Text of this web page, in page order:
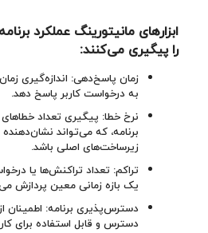
ابزارهای مانیتورینگ عملکرد
را پیگیری می‌کنند:
زمان پاسخ‌دهی: اندازه‌گیری زمان
به درخواست کاربر پاسخ دهد.
نرخ خطا: پیگیری تعداد
برنامه، که می‌تواند
زیرساخت‌های اصلی باشد.
تراکم: تعداد تراکنش‌ها یا
یک بازه زمانی معین پردازش
دسترس‌پذیری برنامه: اطمینان
دسترس و قابل استفاده برای